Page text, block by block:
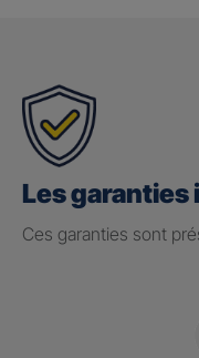
Les
Ces garanties sont